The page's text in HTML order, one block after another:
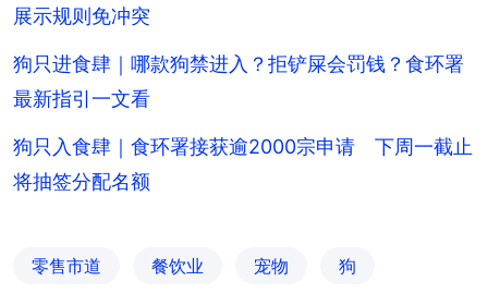
展示规则免冲突
狗只进食肆｜哪款狗禁进入？拒铲屎会罚钱？食环署
最新指引一文看
狗只入食肆｜食环署接获逾2000宗申请 下周一截止
将抽签分配名额
零售市道 餐饮业 宠物 狗